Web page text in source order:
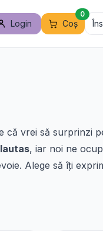
Login Coș
0
vrei să surprinzi
, iar noi ne
Alege să îți